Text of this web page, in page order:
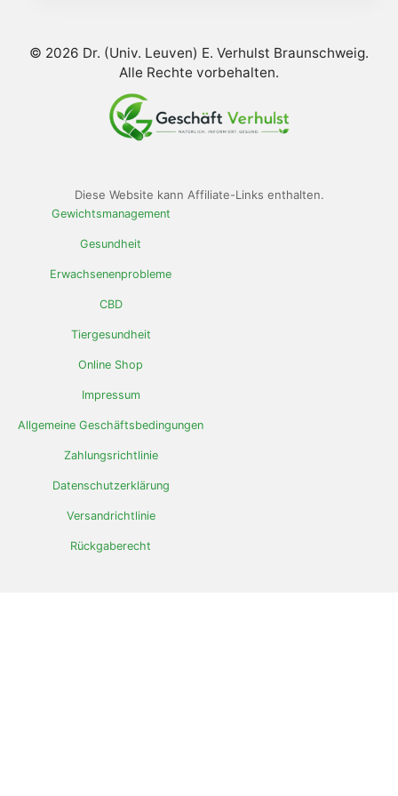
© 2026 Dr. (Univ. Leuven) E. Verhulst Braunschweig.
Alle Rechte vorbehalten.
Diese Website kann Affiliate-Links enthalten.
Gewichtsmanagement
Gesundheit
Erwachsenenprobleme
CBD
Tiergesundheit
Online Shop
Impressum
Allgemeine Geschäftsbedingungen
Zahlungsrichtlinie
Datenschutzerklärung
Versandrichtlinie
Rückgaberecht